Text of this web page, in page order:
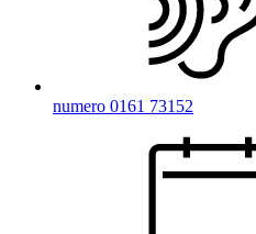
numero 0161 73152